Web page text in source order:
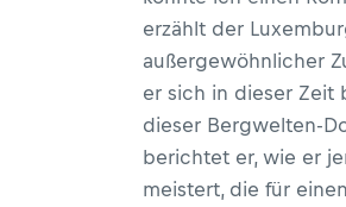
erzählt der
außergewöhnlicher
er sich in dieser Zeit
dieser Bergwelten-
berichtet er, wie er
meistert, die für